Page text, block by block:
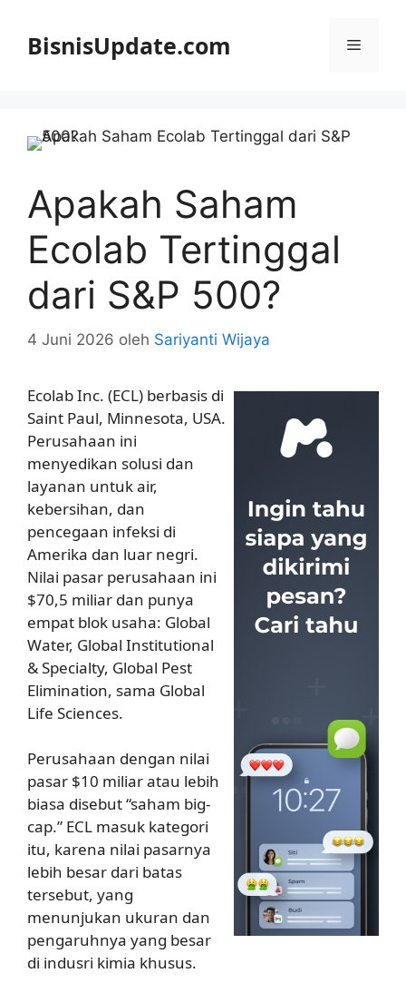
BisnisUpdate.com Menu
Apakah Saham
Ecolab Tertinggal
dari S&P 500?
4 Juni 2026 oleh Sariyanti Wijaya
Ecolab Inc. (ECL) berbasis di
Saint Paul, Minnesota, USA.
Perusahaan ini
menyedikan solusi dan
layanan untuk air,
kebersihan, dan
pencegaan infeksi di
Amerika dan luar negri.
Nilai pasar perusahaan ini
$70,5 miliar dan punya
empat blok usaha: Global
Water, Global Institutional
& Specialty, Global Pest
Elimination, sama Global
Life Sciences.
Perusahaan dengan nilai
pasar $10 miliar atau lebih
biasa disebut “saham big-
cap.” ECL masuk kategori
itu, karena nilai pasarnya
lebih besar dari batas
tersebut, yang
menunjukan ukuran dan
pengaruhnya yang besar
di indusri kimia khusus.